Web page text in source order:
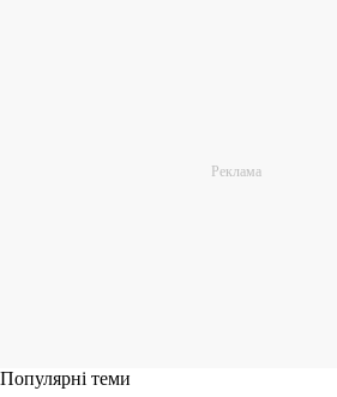
Популярні теми